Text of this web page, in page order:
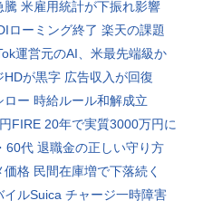
騰 米雇用統計が下振れ影響
ローミング終了 楽天の課題
運営元のAI、米最先端級か
HDが黒字 広告収入が回復
ロー 時給ルール和解成立
FIRE 20年で実質3000万円に
60代 退職金の正しい守り方
価格 民間在庫増で下落続く
イルSuica チャージ一時障害